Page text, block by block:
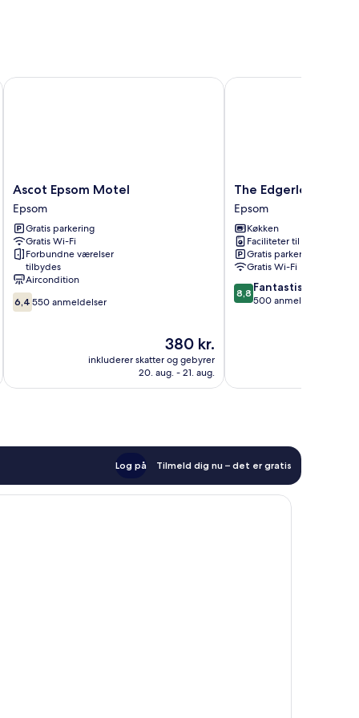
Ascot
Epsom
Motel
Epsom
Ascot Epsom Motel
Epsom
Gratis parkering
Gratis Wi-Fi
Forbundne værelser
tilbydes
Aircondition
6.4
ud
6,4 550 anmeldelser
Prisen
er
380 kr.
380 kr.
inkluderer skatter og gebyrer
20. aug. - 21. aug.
Ascot Epsom Motel
The
Edgerley
Suites
Epsom
The Edgerley Suites
Epsom
Køkken
Faciliteter til tøjvask
Gratis parkering
Gratis Wi-Fi
8.8
ud
8,8 Fantastisk
500 anmeldelser
The Edgerley Suites
Log på Tilmeld dig nu – det er gratis